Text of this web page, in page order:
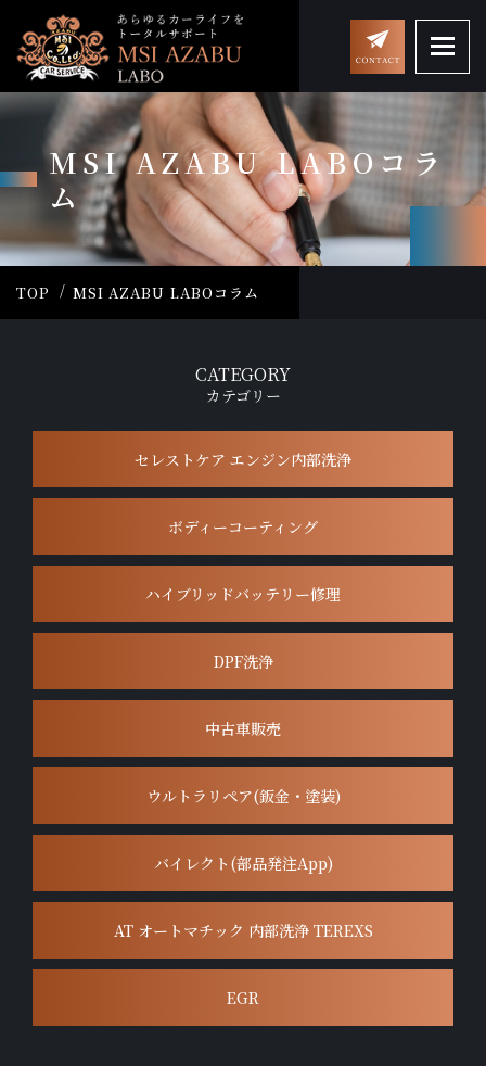
MSI AZABU LABOコラ
ム
TOP MSI AZABU LABOコラム
CATEGORY
カテゴリー
セレストケア エンジン内部洗浄
ボディーコーティング
ハイブリッドバッテリー修理
DPF洗浄
中古車販売
ウルトラリペア(鈑金・塗装)
バイレクト(部品発注App)
AT オートマチック 内部洗浄 TEREXS
EGR